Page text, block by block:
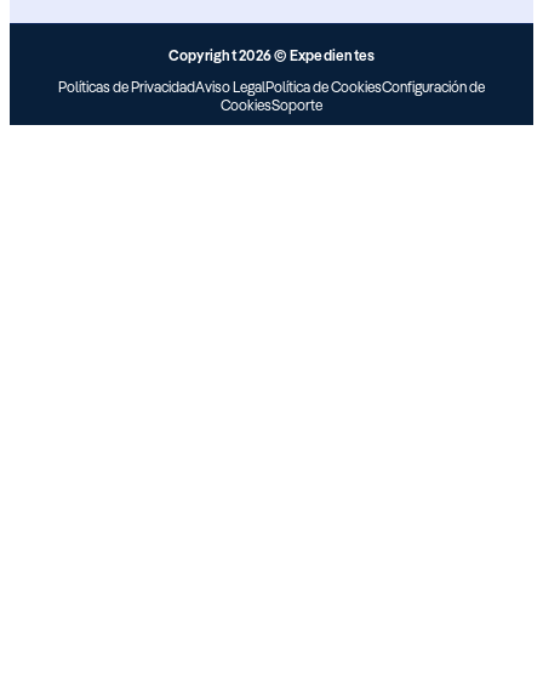
Copyright 2026 © Expedientes
Políticas de PrivacidadAviso LegalPolítica de CookiesConfiguración de
CookiesSoporte